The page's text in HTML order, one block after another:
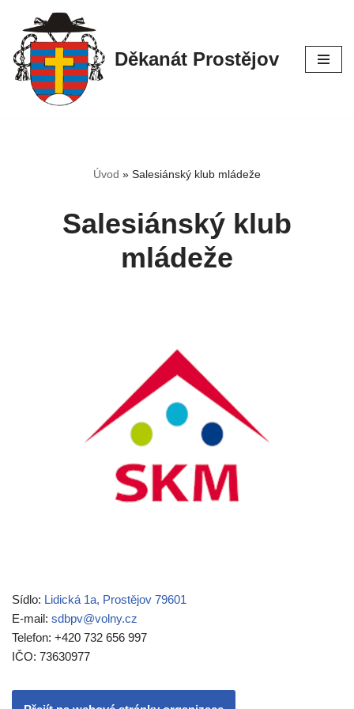
Přeskočit
na
obsah
Děkanát Prostějov
Úvod » Salesiánský klub mládeže
Salesiánský klub
mládeže
Sídlo: Lidická 1a, Prostějov 79601
E-mail: sdbpv@volny.cz
Telefon: +420 732 656 997
IČO: 73630977